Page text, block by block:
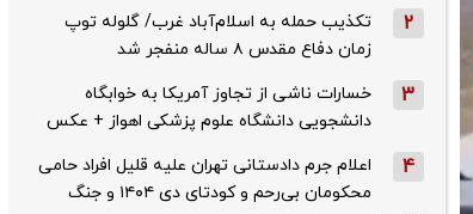
2
تکذیب حمله به اسلام‌آباد غرب/ گلوله توپ
زمان دفاع مقدس ۸ ساله منفجر شد
3
خسارات ناشی از تجاوز آمریکا به خوابگاه
دانشجویی دانشگاه علوم پزشکی اهواز + عکس
4
اعلام جرم دادستانی تهران علیه قلیل افراد حامی
محکومان بی‌رحم و کودتای دی‌ ۱۴۰۴ و جنگ